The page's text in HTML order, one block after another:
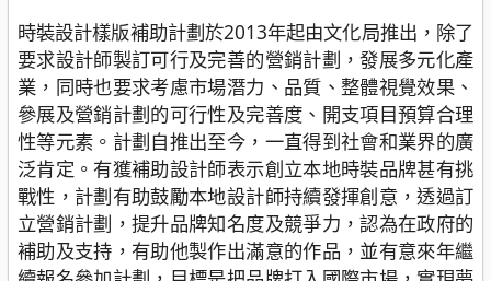
時裝設計樣版補助計劃於2013年起由文化局推出，除了
要求設計師製訂可行及完善的營銷計劃，發展多元化產
業，同時也要求考慮市場潛力、品質、整體視覺效果、
參展及營銷計劃的可行性及完善度、開支項目預算合理
性等元素。計劃自推出至今，一直得到社會和業界的廣
泛肯定。有獲補助設計師表示創立本地時裝品牌甚有挑
戰性，計劃有助鼓勵本地設計師持續發揮創意，透過訂
立營銷計劃，提升品牌知名度及競爭力，認為在政府的
補助及支持，有助他製作出滿意的作品，並有意來年繼